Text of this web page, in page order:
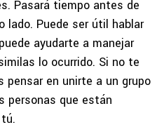
Pasará tiempo antes de
lado. Puede ser útil hablar
ayudarte a manejar
lo ocurrido. Si no te
pensar en unirte a un grupo
personas que están